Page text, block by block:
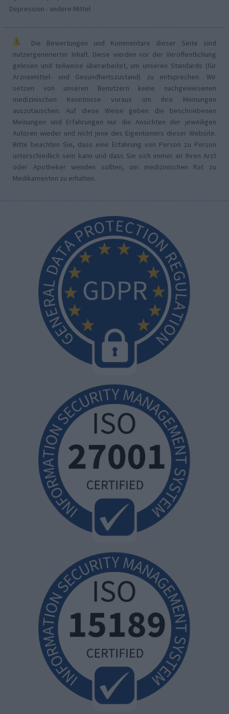
Depression - andere Mittel
Die Bewertungen und Kommentare dieser Seite sind
nutzergenerierter Inhalt. Diese werden vor der Veröffentlichung
gelesen und teilweise überarbeitet, um unseren Standards (für
Arzneimittel- und Gesundheitszustand) zu entsprechen. Wir
setzen von unseren Benutzern keine nachgewiesenen
medizinischen Kenntnisse voraus um ihre Meinungen
auszutauschen. Auf diese Weise geben die beschriebenen
Meinungen und Erfahrungen nur die Ansichten der jeweiligen
Autoren wieder und nicht jene des Eigentümers dieser Website.
Bitte beachten Sie, dass eine Erfahrung von Person zu Person
unterschiedlich sein kann und dass Sie sich immer an Ihren Arzt
oder Apotheker wenden sollten, um medizinischen Rat zu
Medikamenten zu erhalten.